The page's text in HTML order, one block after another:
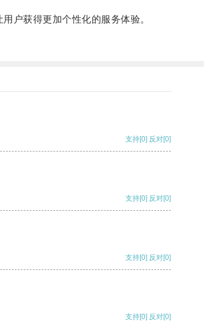
户获得更加个性化的服务体验。
支持[0] 反对[0]
支持[0] 反对[0]
支持[0] 反对[0]
支持[0] 反对[0]